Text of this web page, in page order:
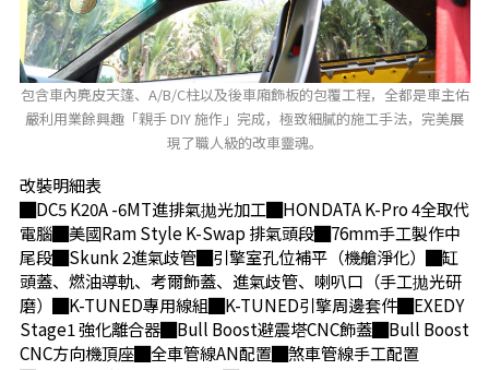
包含車內麂皮天篷、A/B/C柱以及後車廂飾板的包覆工程，全都是車主佑
嚴利用業餘興趣「親手 DIY 施作」完成，極致細膩的施工手法，完美展
現了職人級的改車靈魂。
改裝明細表
█DC5 K20A -6MT進排氣拋光加工█HONDATA K-Pro 4全取代
電腦█美國Ram Style K-Swap 排氣頭段█76mm手工製作中
尾段█Skunk 2進氣歧管█引擎室孔位補平（機艙淨化）█缸
頭蓋、燃油導軌、考爾飾蓋、進氣歧管、喇叭口（手工拋光研
磨）█K-TUNED專用線組█K-TUNED引擎周邊套件█EXEDY
Stage1 強化離合器█Bull Boost避震塔CNC飾蓋█Bull Boost
CNC方向機頂座█全車管線AN配置█煞車管線手工配置